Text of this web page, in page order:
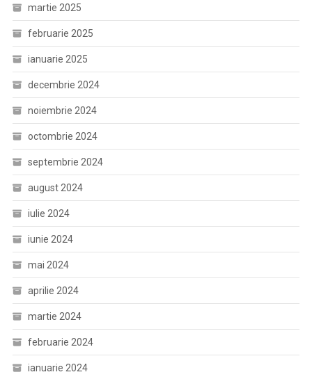
martie 2025
februarie 2025
ianuarie 2025
decembrie 2024
noiembrie 2024
octombrie 2024
septembrie 2024
august 2024
iulie 2024
iunie 2024
mai 2024
aprilie 2024
martie 2024
februarie 2024
ianuarie 2024